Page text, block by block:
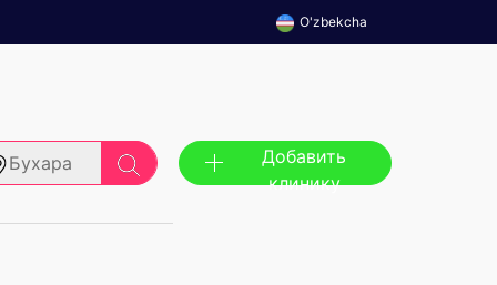
O'zbekcha
Бухара
Добавить
клинику